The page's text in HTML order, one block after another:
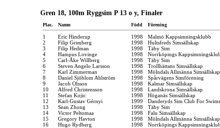
Gren 18, 100m Ryggsim P 13 o y, Finaler
Plac. Namn Född Förening
1 Eric Hinderup 1998
Malmö Kappsimningsklubb
2
Filip Grimberg 1998
Hultsfreds Simsällskap
3
Filip Hedman 1998
Täby Sim
4
Hampus Lovinge 1998
Norrköpings
5
Carl-Åke Willberg 1998
Täby Sim
6
Steven Angelo Larsson 1998
Trollhättans Simsällskap
7
Karl Zimmerman 1998
Mölndals Allmänna Simsällskap
8
Daniel Sjöblom Ahlström 1998
Spårvägens Simförening
9
Jacob Olsson 1998
Kalmar Simsällskap
10
Alfred Christensson 1998
Landskrona Simsällskap
11
Stefan Kojic 1998
Höganäs Simsällskap
12
Karl-Gustav Gérnyi 1999
Danderyds Sim Club For
13
Sean Zhong 1998
Täby Sim
14
Victor Peltomaa 1998
Falu Simsällskap
15
Gregory Havton 1998
Mölndals Allmänna Simsällskap
16
Hugo Rydberg 1998 Norrköpings